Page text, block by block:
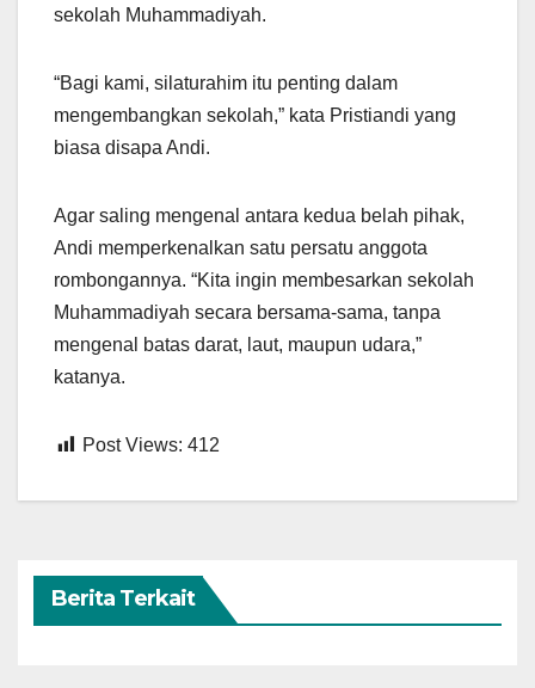
sekolah Muhammadiyah.
“Bagi kami, silaturahim itu penting dalam
mengembangkan sekolah,” kata Pristiandi yang
biasa disapa Andi.
Agar saling mengenal antara kedua belah pihak,
Andi memperkenalkan satu persatu anggota
rombongannya. “Kita ingin membesarkan sekolah
Muhammadiyah secara bersama-sama, tanpa
mengenal batas darat, laut, maupun udara,”
katanya.
Post Views: 412
Berita Terkait